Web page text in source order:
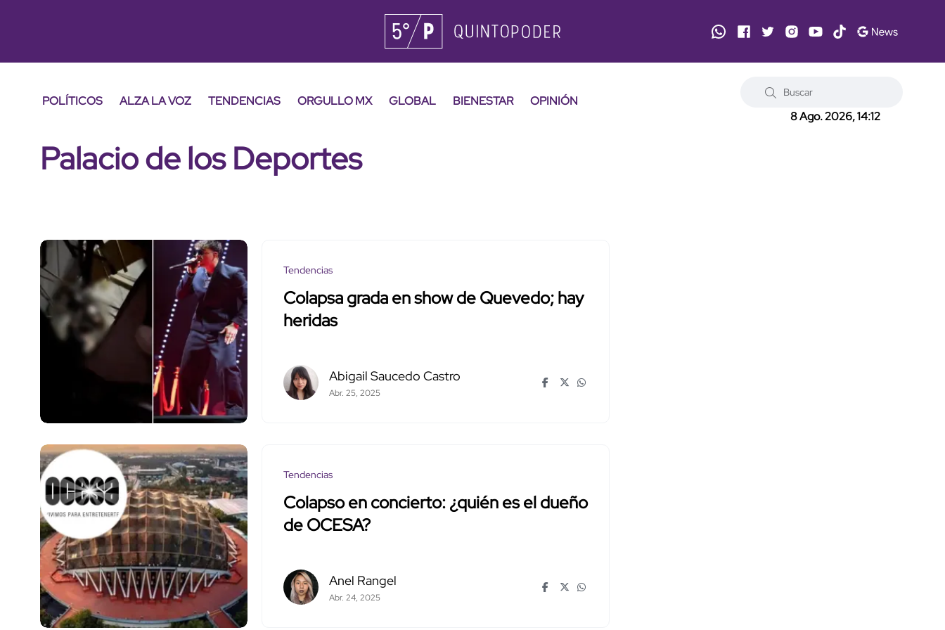
POLÍTICOS ALZA LA VOZ TENDENCIAS ORGULLO MX GLOBAL BIENESTAR
OPINIÓN
8 Ago. 2026, 14:12
Palacio de los Deportes
Tendencias
Colapsa grada en show de Quevedo; hay
heridas
Abigail Saucedo Castro
Abr. 25, 2025
Tendencias
Colapso en concierto: ¿quién es el dueño
de OCESA?
Anel Rangel
Abr. 24, 2025